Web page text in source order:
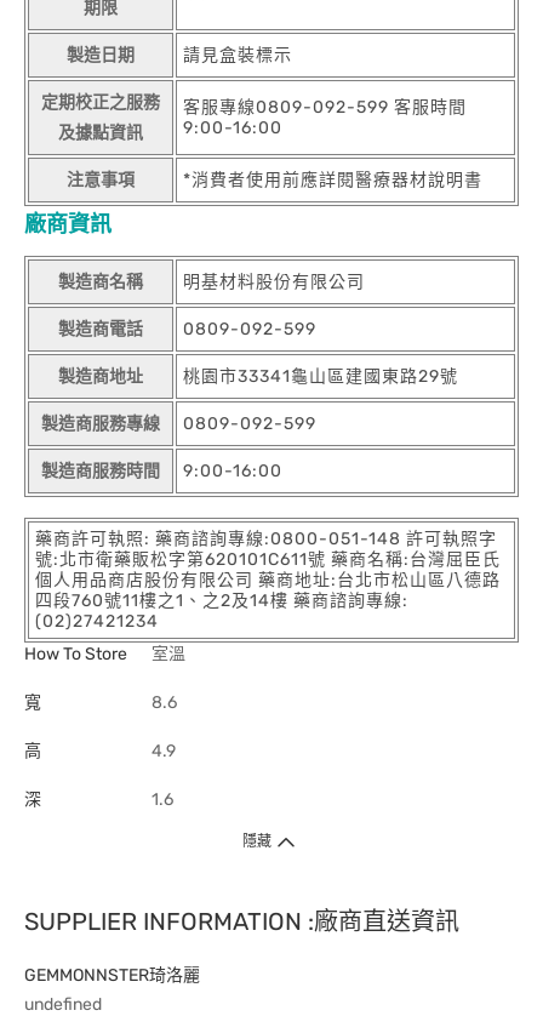
期限
製造日期 請見盒裝標示
定期校正之服務
及據點資訊
客服專線0809-092-599 客服時間
9:00-16:00
注意事項 *消費者使用前應詳閱醫療器材說明書
廠商資訊
製造商名稱 明基材料股份有限公司
製造商電話 0809-092-599
製造商地址 桃園市33341龜山區建國東路29號
製造商服務專線 0809-092-599
製造商服務時間 9:00-16:00
藥商許可執照: 藥商諮詢專線:0800-051-148 許可執照字
號:北市衛藥販松字第620101C611號 藥商名稱:台灣屈臣氏
個人用品商店股份有限公司 藥商地址:台北市松山區八德路
四段760號11樓之1、之2及14樓 藥商諮詢專線:
(02)27421234
How To Store
室溫
寬 8.6
高 4.9
深 1.6
隱藏
SUPPLIER INFORMATION :廠商直送資訊
GEMMONNSTER琦洛麗
undefined